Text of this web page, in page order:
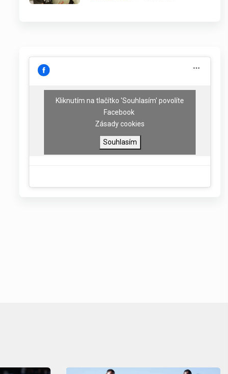
Kliknutím na tlačítko 'Souhlasím' povolíte
Facebook
Zásady cookies
Souhlasím